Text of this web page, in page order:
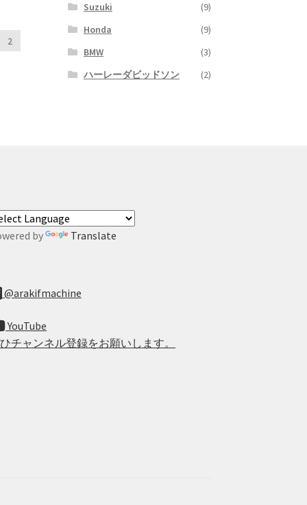
2
Suzuki
(9)
Honda
(9)
BMW
(3)
ハーレーダビッドソン
(2)
by Translate
@arakifmachine
YouTube
チャンネル登録をお願いします。